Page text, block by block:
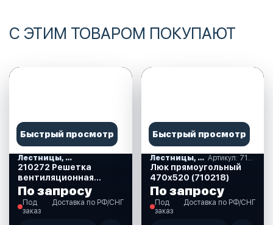
С ЭТИМ ТОВАРОМ ПОКУПАЮТ
Быстрый просмотр
Лестницы, ступеньки
210272 Решетка
вентиляционная
125х26х1,6 мм.(белая)
По запросу
Под
заказ
Доставка по РФ/СНГ
Быстрый просмотр
Лестницы, ступеньки
Люк прямоугольный
470х520 (710218)
По запросу
Под
заказ
Доставка по РФ/СНГ